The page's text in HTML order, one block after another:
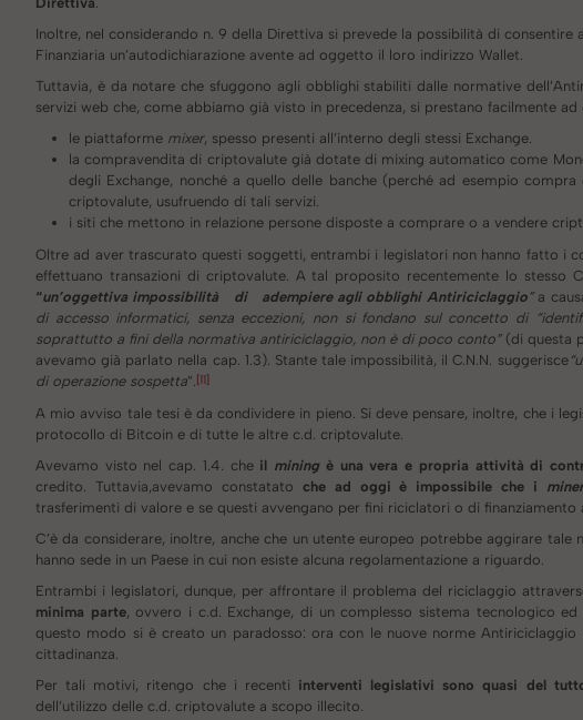
Inoltre, nel considerando n. 9 della Direttiva si prevede la possibilità di
Finanziaria un’autodichiarazione avente ad oggetto il loro indirizzo Wallet.
Tuttavia, è da notare che sfuggono agli obblighi stabiliti dalle normative
servizi web che, come abbiamo già visto in precedenza, si prestano facilmente ad
le piattaforme mixer, spesso presenti all’interno degli stessi Exchange.
la compravendita di criptovalute già dotate di mixing automatico come
degli Exchange, nonché a quello delle banche (perché ad esempio
criptovalute, usufruendo di tali servizi.
i siti che mettono in relazione persone disposte a comprare o a vendere
Oltre ad aver trascurato questi soggetti, entrambi i legislatori non hanno fatto i
effettuano transazioni di criptovalute. A tal proposito recentemente lo stesso
“un’oggettiva impossibilità di adempiere agli obblighi Antiriciclaggio” a
di accesso informatici, senza eccezioni, non si fondano sul concetto di
soprattutto a fini della normativa antiriciclaggio, non è di poco conto” (di questa
avevamo già parlato nella cap. 1.3). Stante tale impossibilità, il C.N.N. suggerisce
di operazione sospetta”. [11]
A mio avviso tale tesi è da condividere in pieno. Si deve pensare, inoltre, che i
protocollo di Bitcoin e di tutte le altre c.d. criptovalute.
Avevamo visto nel cap. 1.4. che il mining è una vera e propria attività di
credito. Tuttavia,avevamo constatato che ad oggi è impossibile che i
trasferimenti di valore e se questi avvengano per fini riciclatori o di finanziamento
C’è da considerare, inoltre, anche che un utente europeo potrebbe aggirare
hanno sede in un Paese in cui non esiste alcuna regolamentazione a riguardo.
Entrambi i legislatori, dunque, per affrontare il problema del riciclaggio
minima parte, ovvero i c.d. Exchange, di un complesso sistema tecnologico
questo modo si è creato un paradosso: ora con le nuove norme
cittadinanza.
Per tali motivi, ritengo che i recenti interventi legislativi sono quasi del
dell’utilizzo delle c.d. criptovalute a scopo illecito.